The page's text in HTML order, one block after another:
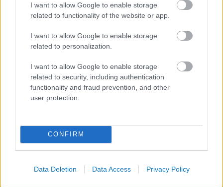
I want to allow Google to enable storage
related to functionality of the website or app.
I want to allow Google to enable storage
related to personalization.
I want to allow Google to enable storage
related to security, including authentication
functionality and fraud prevention, and other
user protection.
CONFIRM
Data Deletion Data Access Privacy Policy
pedig a globális ellátási láncok 2018-hoz
hasonló módon történő akadozása is várható.
Azt, hogy az Egyesült Államok globális politikai
és gazdasági céljai milyen irányba terelik a
magyar és európai politikát és gazdaságot nem
lehet kiszámolni, de a történelmi példák azt
mutatják, hogy az instabil nemzetközi üzleti és
politikai közeg nem kedvez a gazdasági
távú prosperitáshoz sem.